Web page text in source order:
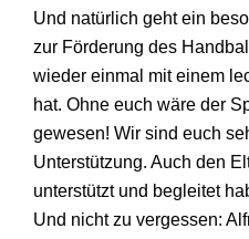
Und natürlich geht ein
zur Förderung des
wieder einmal mit einem
hat. Ohne euch wäre der
gewesen! Wir sind euch
Unterstützung. Auch den
unterstützt und begleitet
Und nicht zu vergessen: